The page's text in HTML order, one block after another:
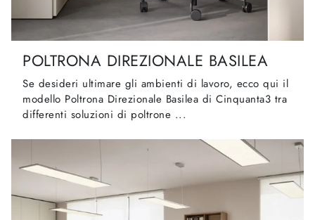
POLTRONA DIREZIONALE BASILEA
Se desideri ultimare gli ambienti di lavoro, ecco qui il
modello Poltrona Direzionale Basilea di Cinquanta3 tra
differenti soluzioni di poltrone ...